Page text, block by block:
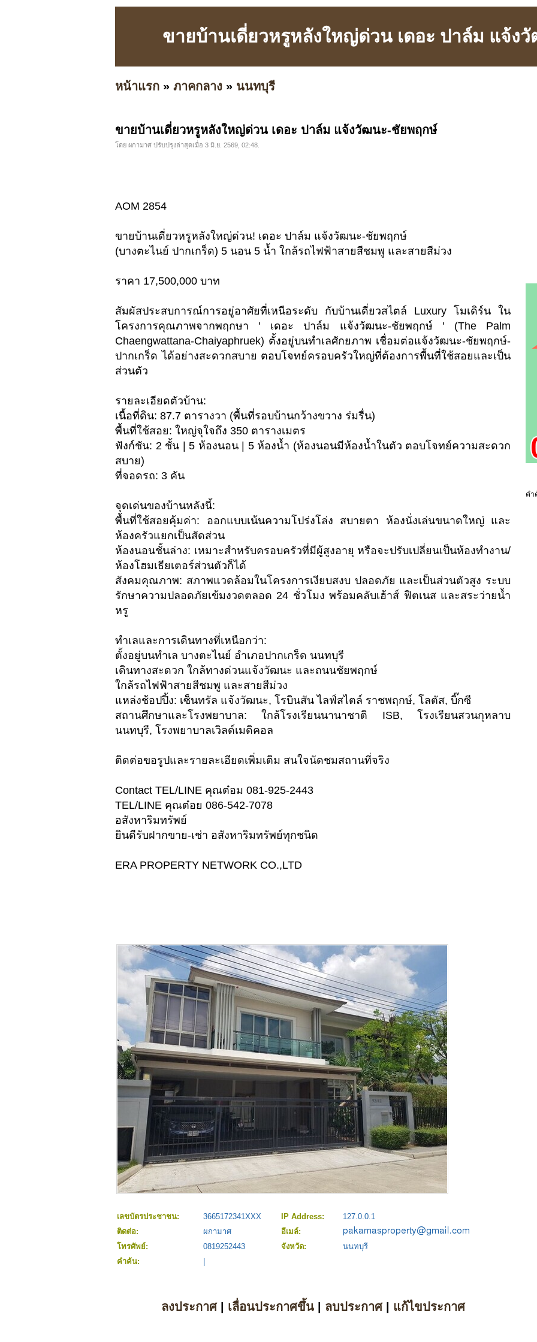
ขายบ้านเดี่ยวหรูหลังใหญ่ด่วน เดอะ ปาล์ม แจ้ง
หน้าแรก » ภาคกลาง » นนทบุรี
ขายบ้านเดี่ยวหรูหลังใหญ่ด่วน เดอะ ปาล์ม แจ้งวัฒนะ-ชัยพฤกษ์
โดย ผกามาศ ปรับปรุงล่าสุดเมื่อ 3 มิ.ย. 2569, 02:48.
AOM 2854
ขายบ้านเดี่ยวหรูหลังใหญ่ด่วน! เดอะ ปาล์ม แจ้งวัฒนะ-ชัยพฤกษ์
(บางตะไนย์ ปากเกร็ด) 5 นอน 5 น้ำ ใกล้รถไฟฟ้าสายสีชมพู และสายสีม่วง
ราคา 17,500,000 บาท
สัมผัสประสบการณ์การอยู่อาศัยที่เหนือระดับ กับบ้านเดี่ยวสไตล์ Luxury โมเดิร์น ใน
โครงการคุณภาพจากพฤกษา ' เดอะ ปาล์ม แจ้งวัฒนะ-ชัยพฤกษ์ ' (The Palm
Chaengwattana-Chaiyaphruek) ตั้งอยู่บนทำเลศักยภาพ เชื่อมต่อแจ้งวัฒนะ-ชัยพฤกษ์-
ปากเกร็ด ได้อย่างสะดวกสบาย ตอบโจทย์ครอบครัวใหญ่ที่ต้องการพื้นที่ใช้สอยและเป็น
ส่วนตัว
รายละเอียดตัวบ้าน:
เนื้อที่ดิน: 87.7 ตารางวา (พื้นที่รอบบ้านกว้างขวาง ร่มรื่น)
พื้นที่ใช้สอย: ใหญ่จุใจถึง 350 ตารางเมตร
ฟังก์ชัน: 2 ชั้น | 5 ห้องนอน | 5 ห้องน้ำ (ห้องนอนมีห้องน้ำในตัว ตอบโจทย์ความสะดวก
สบาย)
ที่จอดรถ: 3 คัน
จุดเด่นของบ้านหลังนี้:
พื้นที่ใช้สอยคุ้มค่า: ออกแบบเน้นความโปร่งโล่ง สบายตา ห้องนั่งเล่นขนาดใหญ่ และ
ห้องครัวแยกเป็นสัดส่วน
ห้องนอนชั้นล่าง: เหมาะสำหรับครอบครัวที่มีผู้สูงอายุ หรือจะปรับเปลี่ยนเป็นห้องทำงาน/
ห้องโฮมเธียเตอร์ส่วนตัวก็ได้
สังคมคุณภาพ: สภาพแวดล้อมในโครงการเงียบสงบ ปลอดภัย และเป็นส่วนตัวสูง ระบบ
รักษาความปลอดภัยเข้มงวดตลอด 24 ชั่วโมง พร้อมคลับเฮ้าส์ ฟิตเนส และสระว่ายน้ำ
หรู
ทำเลและการเดินทางที่เหนือกว่า:
ตั้งอยู่บนทำเล บางตะไนย์ อำเภอปากเกร็ด นนทบุรี
เดินทางสะดวก ใกล้ทางด่วนแจ้งวัฒนะ และถนนชัยพฤกษ์
ใกล้รถไฟฟ้าสายสีชมพู และสายสีม่วง
แหล่งช้อปปิ้ง: เซ็นทรัล แจ้งวัฒนะ, โรบินสัน ไลฟ์สไตล์ ราชพฤกษ์, โลตัส, บิ๊กซี
สถานศึกษาและโรงพยาบาล: ใกล้โรงเรียนนานาชาติ ISB, โรงเรียนสวนกุหลาบ
นนทบุรี, โรงพยาบาลเวิลด์เมดิคอล
ติดต่อขอรูปและรายละเอียดเพิ่มเติม สนใจนัดชมสถานที่จริง
Contact TEL/LINE คุณต๋อม 081-925-2443
TEL/LINE คุณต๋อย 086-542-7078
อสังหาริมทรัพย์
ยินดีรับฝากขาย-เช่า อสังหาริมทรัพย์ทุกชนิด
ERA PROPERTY NETWORK CO.,LTD
เลขบัตรประชาชน: 3665172341XXX IP Address:
127.0.0.1
ติดต่อ:
ผกามาศ
อีเมล์:
โทรศัพย์:
0819252443 จังหวัด:
นนทบุรี
คำค้น:
ลงประกาศ| เลื่อนประกาศขึ้น| ลบประกาศ| แก้ไขประกาศ
คำ